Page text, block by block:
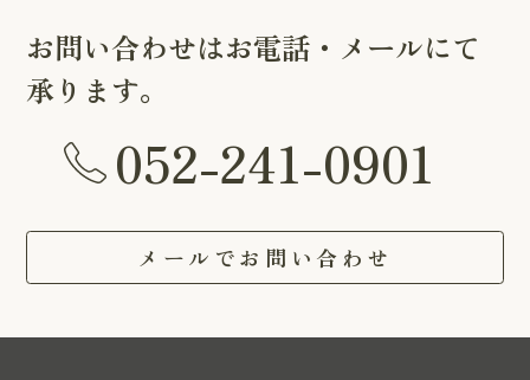
お問い合わせはお電話・メールにて
承ります。
052-241-0901
メールでお問い合わせ